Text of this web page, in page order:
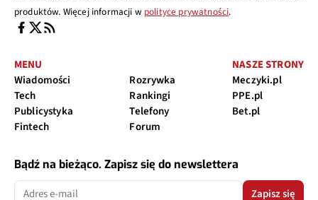
produktów. Więcej informacji w polityce prywatności.
MENU
Wiadomości
Tech
Publicystyka
Fintech
Rozrywka
Rankingi
Telefony
Forum
NASZE STRONY
Meczyki.pl
PPE.pl
Bet.pl
Bądź na bieżąco. Zapisz się do newslettera
Zapisz się